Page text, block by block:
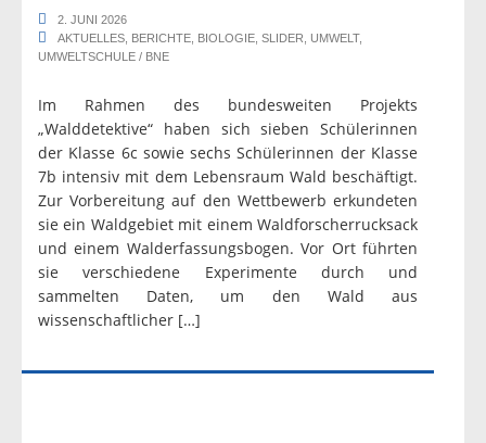
2. JUNI 2026
AKTUELLES
BERICHTE BIOLOGIE SLIDER UMWELT,
UMWELTSCHULE / BNE
Im Rahmen des bundesweiten Projekts
„Walddetektive“ haben sich sieben Schülerinnen
der Klasse 6c sowie sechs Schülerinnen der Klasse
7b intensiv mit dem Lebensraum Wald beschäftigt.
Zur Vorbereitung auf den Wettbewerb erkundeten
sie ein Waldgebiet mit einem Waldforscherrucksack
und einem Walderfassungsbogen. Vor Ort führten
sie verschiedene Experimente durch und
sammelten Daten, um den Wald aus
wissenschaftlicher […]